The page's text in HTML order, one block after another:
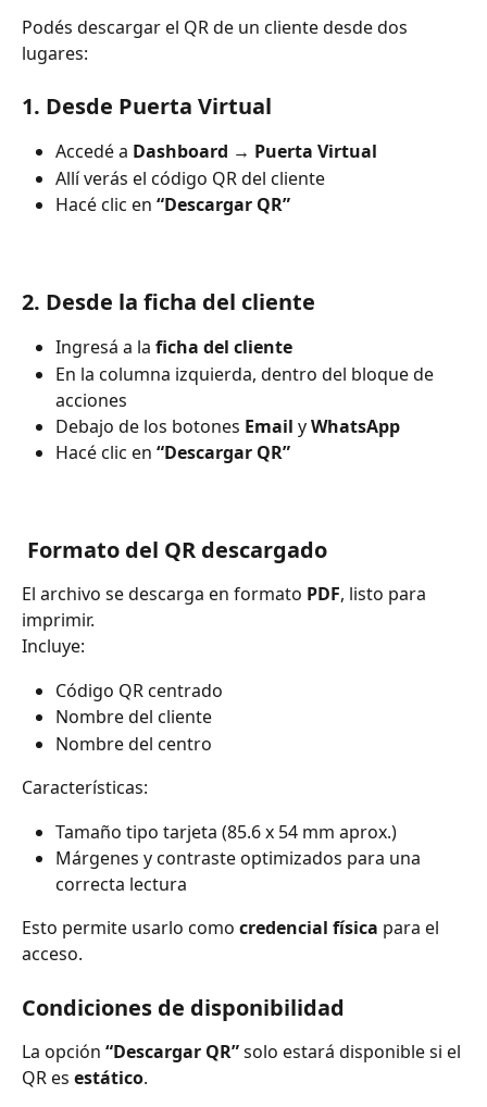
Podés descargar el QR de un cliente desde dos
lugares:
1. Desde Puerta Virtual
Accedé a Dashboard → Puerta Virtual
Allí verás el código QR del cliente
Hacé clic en “Descargar QR”
2. Desde la ficha del cliente
Ingresá a la ficha del cliente
En la columna izquierda, dentro del bloque de
acciones
Debajo de los botones Email y WhatsApp
Hacé clic en “Descargar QR”
Formato del QR descargado
El archivo se descarga en formato PDF, listo para
imprimir.
Incluye:
Código QR centrado
Nombre del cliente
Nombre del centro
Características:
Tamaño tipo tarjeta (85.6 x 54 mm aprox.)
Márgenes y contraste optimizados para una
correcta lectura
Esto permite usarlo como credencial física para el
acceso.
Condiciones de disponibilidad
La opción “Descargar QR” solo estará disponible si el
QR es estático.